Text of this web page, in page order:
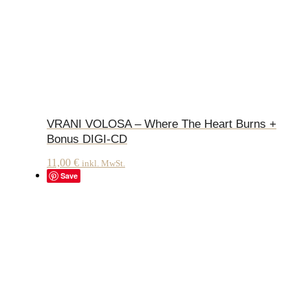
VRANI VOLOSA – Where The Heart Burns +
Bonus DIGI-CD
11,00 € inkl. MwSt.
Save